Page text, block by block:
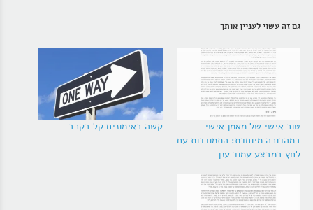
גם זה עשוי לעניין אותך
טור אישי של מאמן אישי
במהדורה מיוחדת: התמודדות עם
לחץ במבצע עמוד ענן
קשה באימונים קל בקרב